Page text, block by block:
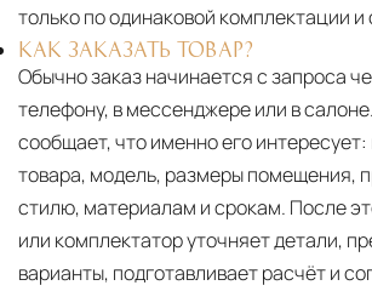
только по одинаковой комплектации и
КАК ЗАКАЗАТЬ ТОВАР?
Обычно заказ начинается с запроса
телефону, в мессенджере или в
сообщает, что именно его интересует:
товара, модель, размеры помещения,
стилю, материалам и срокам. После
или комплектатор уточняет детали,
варианты, подготавливает расчёт и